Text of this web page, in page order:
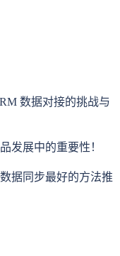
数据对接的挑战与
发展中的重要性！
据同步最好的方法推